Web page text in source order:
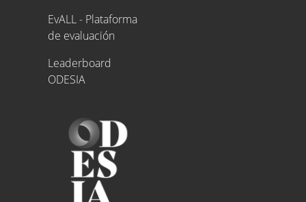
EvALL - Plataforma
de evaluación
Leaderboard
ODESIA